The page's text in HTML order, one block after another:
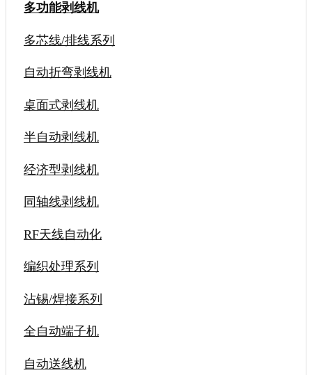
多功能剥线机
多芯线/排线系列
自动折弯剥线机
桌面式剥线机
半自动剥线机
经济型剥线机
同轴线剥线机
RF天线自动化
编织处理系列
沾锡/焊接系列
全自动端子机
自动送线机